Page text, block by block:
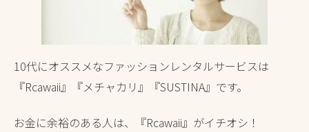
10代にオススメなファッションレンタルサービスは
『Rcawaii』『メチャカリ』『SUSTINA』です。
お金に余裕のある人は、『Rcawaii』がイチオシ！